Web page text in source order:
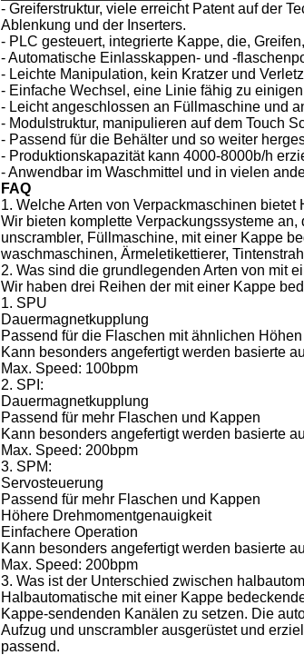
- Greiferstruktur, viele erreicht Patent auf der
Ablenkung und der Inserters.
- PLC gesteuert, integrierte Kappe, die,
- Automatische Einlasskappen- und -
- Leichte Manipulation, kein Kratzer und
- Einfache Wechsel, eine Linie fähig zu
- Leicht angeschlossen an Füllmaschine und
- Modulstruktur, manipulieren auf dem Touch
- Passend für die Behälter und so weiter
- Produktionskapazität kann 4000-8000b/h
- Anwendbar im Waschmittel und in vielen
FAQ
1. Welche Arten von Verpackmaschinen bietet
Wir bieten komplette Verpackungssysteme
unscrambler, Füllmaschine, mit einer Kappe
waschmaschinen, Ärmeletikettierer,
2. Was sind die grundlegenden Arten von mit
Wir haben drei Reihen der mit einer Kappe
1. SPU
Dauermagnetkupplung
Passend für die Flaschen mit ähnlichen Höhen
Kann besonders angefertigt werden basierte
Max. Speed: 100bpm
2. SPI:
Dauermagnetkupplung
Passend für mehr Flaschen und Kappen
Kann besonders angefertigt werden basierte
Max. Speed: 200bpm
3. SPM:
Servosteuerung
Passend für mehr Flaschen und Kappen
Höhere Drehmomentgenauigkeit
Einfachere Operation
Kann besonders angefertigt werden basierte
Max. Speed: 200bpm
3. Was ist der Unterschied zwischen
Halbautomatische mit einer Kappe
Kappe-sendenden Kanälen zu setzen. Die
Aufzug und unscrambler ausgerüstet und
passend.